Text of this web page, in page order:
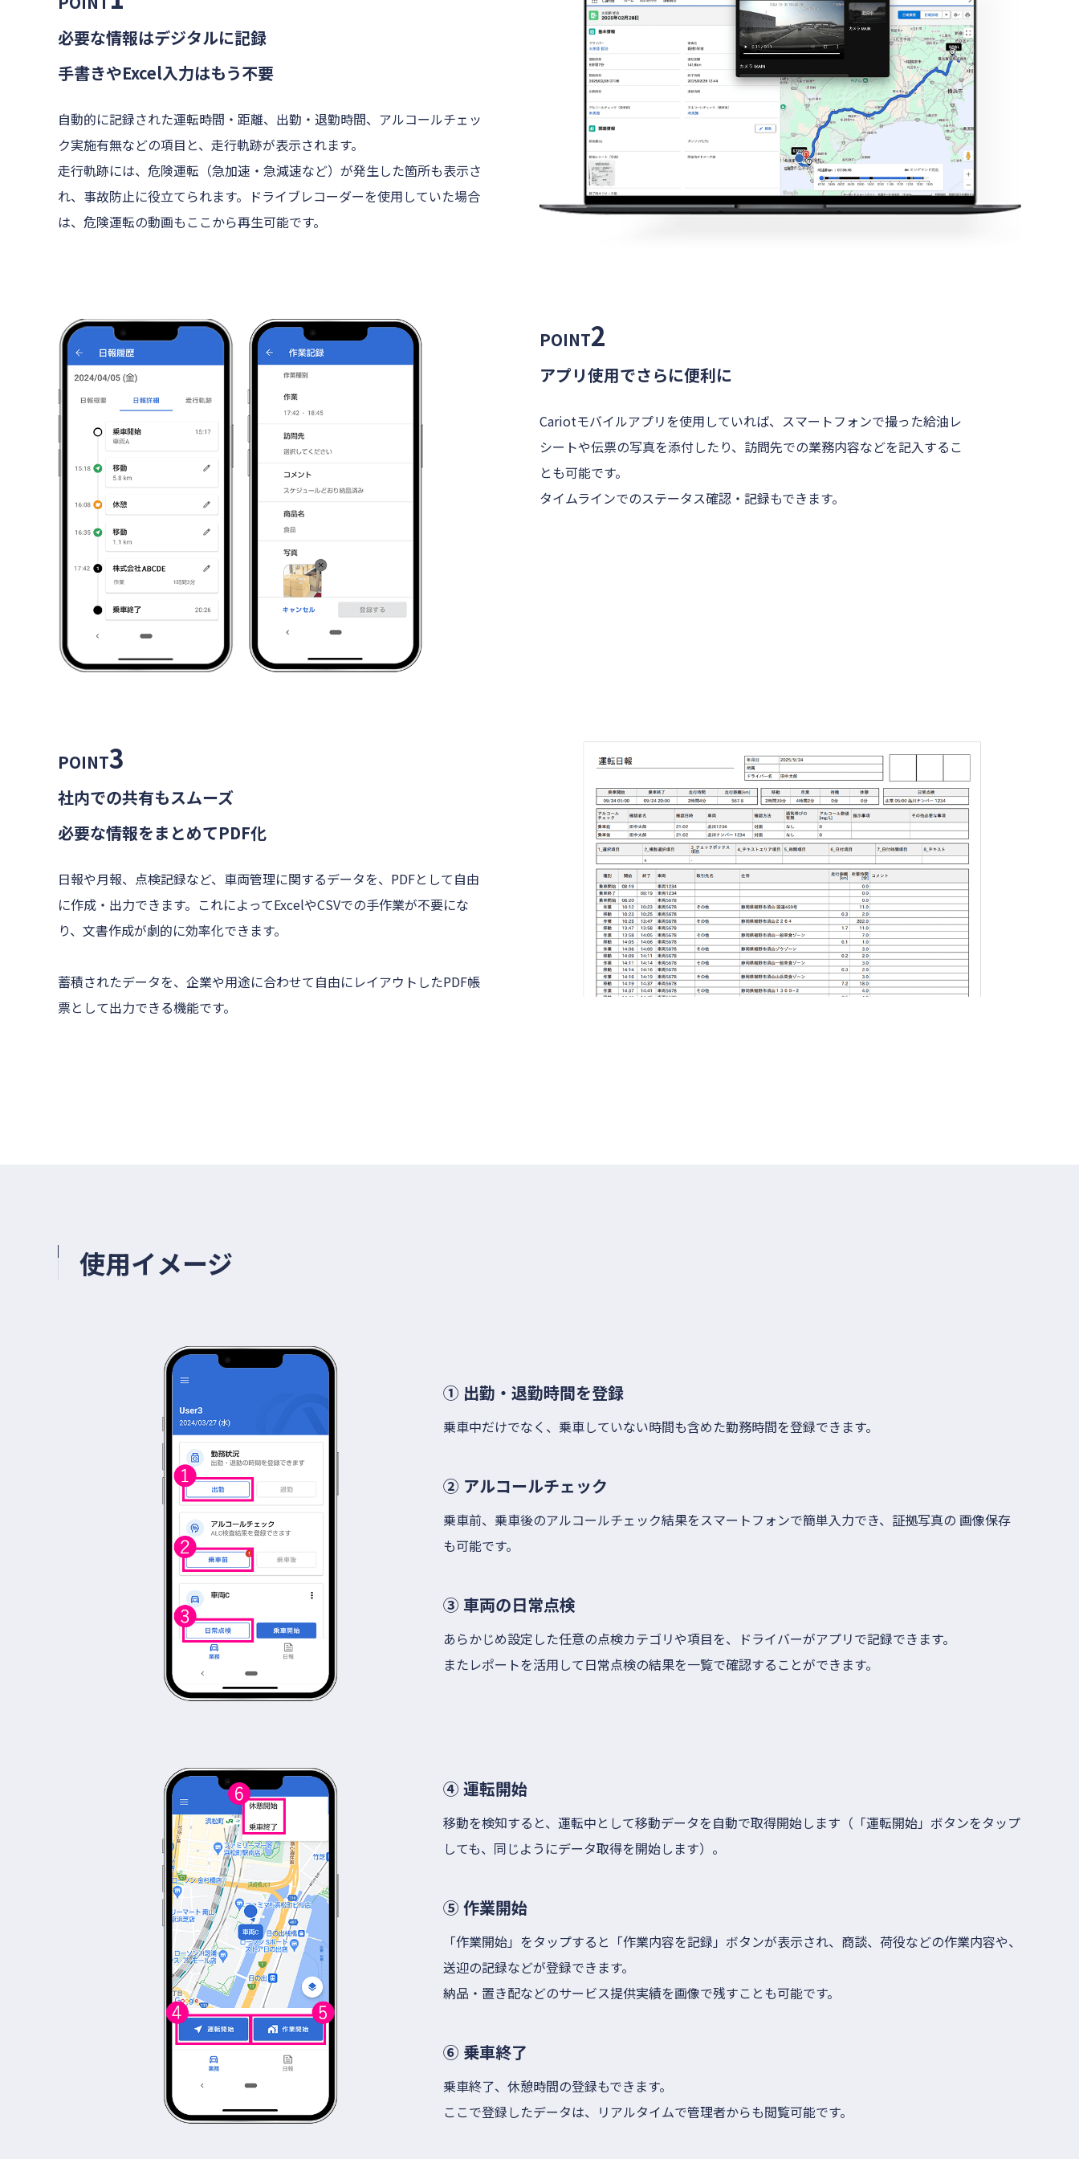
必要な情報はデジタルに記録
手書きやExcel入力はもう不要
自動的に記録された運転時間・距離、出勤・退勤時間、アルコールチェッ
ク実施有無などの項目と、走行軌跡が表示されます。
走行軌跡には、危険運転（急加速・急減速など）が発生した箇所も表示さ
れ、事故防止に役立てられます。ドライブレコーダーを使用していた場合
は、危険運転の動画もここから再生可能です。
POINT2
アプリ使用でさらに便利に
Cariotモバイルアプリを使用していれば、スマートフォンで撮った給油レ
シートや伝票の写真を添付したり、訪問先での業務内容などを記入するこ
とも可能です。
タイムラインでのステータス確認・記録もできます。
POINT3
社内での共有もスムーズ
必要な情報をまとめてPDF化
日報や月報、点検記録など、車両管理に関するデータを、PDFとして自由
に作成・出力できます。これによってExcelやCSVでの手作業が不要にな
り、文書作成が劇的に効率化できます。
蓄積されたデータを、企業や用途に合わせて自由にレイアウトしたPDF帳
票として出力できる機能です。
使用イメージ
① 出勤・退勤時間を登録
乗車中だけでなく、乗車していない時間も含めた勤務時間を登録できます。
② アルコールチェック
乗車前、乗車後のアルコールチェック結果をスマートフォンで簡単入力でき、証拠写真の 画像保存
も可能です。
③ 車両の日常点検
あらかじめ設定した任意の点検カテゴリや項目を、ドライバーがアプリで記録できます。
またレポートを活用して日常点検の結果を一覧で確認することができます。
④ 運転開始
移動を検知すると、運転中として移動データを自動で取得開始します（「運転開始」ボタンをタップ
しても、同じようにデータ取得を開始します）。
⑤ 作業開始
「作業開始」をタップすると「作業内容を記録」ボタンが表示され、商談、荷役などの作業内容や、
送迎の記録などが登録できます。
納品・置き配などのサービス提供実績を画像で残すことも可能です。
⑥ 乗車終了
乗車終了、休憩時間の登録もできます。
ここで登録したデータは、リアルタイムで管理者からも閲覧可能です。